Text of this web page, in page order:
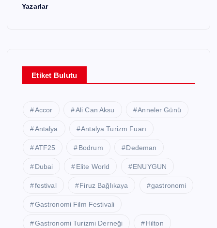
Yazarlar
Etiket Bulutu
Accor Ali Can Aksu Anneler Günü
Antalya Antalya Turizm Fuarı
ATF25 Bodrum Dedeman
Dubai Elite World ENUYGUN
festival Firuz Bağlıkaya gastronomi
Gastronomi Film Festivali
Gastronomi Turizmi Derneği Hilton